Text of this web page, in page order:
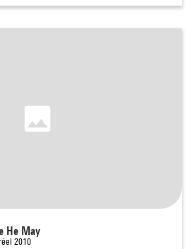
He May
2010